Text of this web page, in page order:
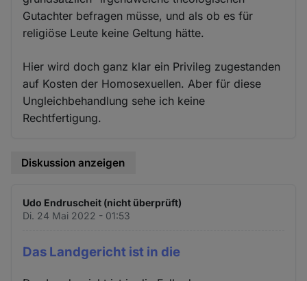
Gutachter befragen müsse, und als ob es für
religiöse Leute keine Geltung hätte.
Hier wird doch ganz klar ein Privileg zugestanden
auf Kosten der Homosexuellen. Aber für diese
Ungleichbehandlung sehe ich keine
Rechtfertigung.
Diskussion anzeigen
Udo Endruscheit (nicht überprüft)
Di. 24 Mai 2022 - 01:53
Das Landgericht ist in die